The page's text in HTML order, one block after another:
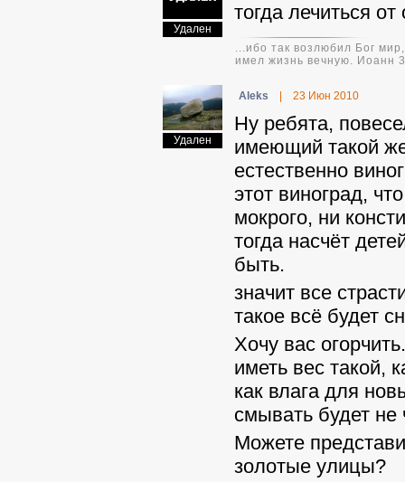
Удален
тогда лечиться
...ибо так возлюбил Бог
имел жизнь вечную. Иоанн
Удален
Aleks 23 Июн 2010
Ну ребята,
имеющий такой
естественно
этот виноград,
мокрого, ни
тогда насчёт
быть.
значит все
такое всё будет
Хочу вас
иметь вес такой,
как влага для
смывать будет не
Можете
золотые улицы?